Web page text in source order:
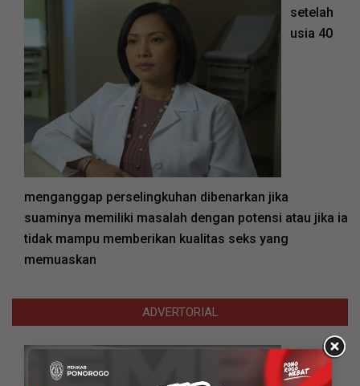
setelah
usia 40
menganggap perselingkuhan dibenarkan jika
suaminya memiliki masalah dengan potensi atau jika ia
tidak mampu memberikan kualitas seks yang
memuaskan
ADVERTORIAL